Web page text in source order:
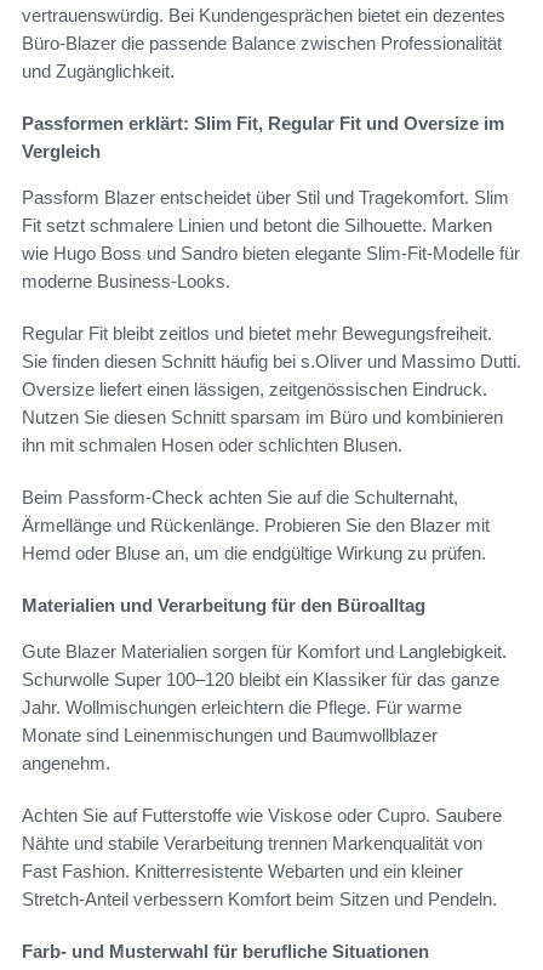
vertrauenswürdig. Bei Kundengesprächen bietet ein dezentes
Büro-Blazer die passende Balance zwischen Professionalität
und Zugänglichkeit.
Passformen erklärt: Slim Fit, Regular Fit und Oversize im
Vergleich
Passform Blazer entscheidet über Stil und Tragekomfort. Slim
Fit setzt schmalere Linien und betont die Silhouette. Marken
wie Hugo Boss und Sandro bieten elegante Slim-Fit-Modelle für
moderne Business-Looks.
Regular Fit bleibt zeitlos und bietet mehr Bewegungsfreiheit.
Sie finden diesen Schnitt häufig bei s.Oliver und Massimo Dutti.
Oversize liefert einen lässigen, zeitgenössischen Eindruck.
Nutzen Sie diesen Schnitt sparsam im Büro und kombinieren
ihn mit schmalen Hosen oder schlichten Blusen.
Beim Passform-Check achten Sie auf die Schulternaht,
Ärmellänge und Rückenlänge. Probieren Sie den Blazer mit
Hemd oder Bluse an, um die endgültige Wirkung zu prüfen.
Materialien und Verarbeitung für den Büroalltag
Gute Blazer Materialien sorgen für Komfort und Langlebigkeit.
Schurwolle Super 100–120 bleibt ein Klassiker für das ganze
Jahr. Wollmischungen erleichtern die Pflege. Für warme
Monate sind Leinenmischungen und Baumwollblazer
angenehm.
Achten Sie auf Futterstoffe wie Viskose oder Cupro. Saubere
Nähte und stabile Verarbeitung trennen Markenqualität von
Fast Fashion. Knitterresistente Webarten und ein kleiner
Stretch-Anteil verbessern Komfort beim Sitzen und Pendeln.
Farb- und Musterwahl für berufliche Situationen